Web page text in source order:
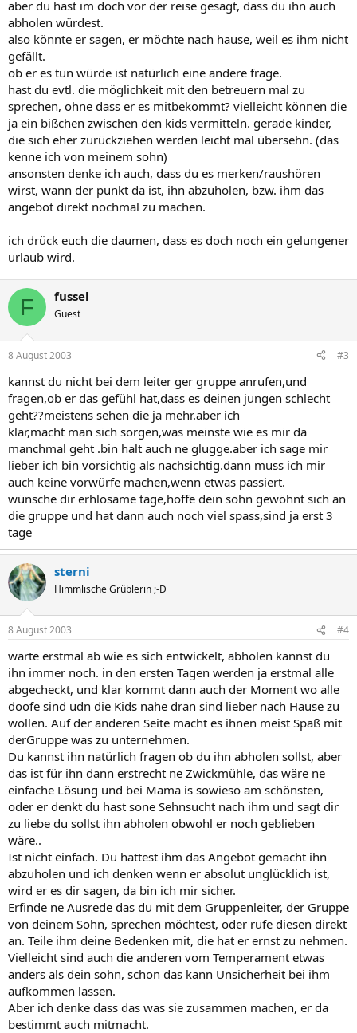
aber du hast im doch vor der reise gesagt, dass du ihn auch
abholen würdest.
also könnte er sagen, er möchte nach hause, weil es ihm nicht
gefällt.
ob er es tun würde ist natürlich eine andere frage.
hast du evtl. die möglichkeit mit den betreuern mal zu
sprechen, ohne dass er es mitbekommt? vielleicht können die
ja ein bißchen zwischen den kids vermitteln. gerade kinder,
die sich eher zurückziehen werden leicht mal übersehn. (das
kenne ich von meinem sohn)
ansonsten denke ich auch, dass du es merken/raushören
wirst, wann der punkt da ist, ihn abzuholen, bzw. ihm das
angebot direkt nochmal zu machen.
ich drück euch die daumen, dass es doch noch ein gelungener
urlaub wird.
F fussel
Guest
8 August 2003 #3
kannst du nicht bei dem leiter ger gruppe anrufen,und
fragen,ob er das gefühl hat,dass es deinen jungen schlecht
geht??meistens sehen die ja mehr.aber ich
klar,macht man sich sorgen,was meinste wie es mir da
manchmal geht .bin halt auch ne glugge.aber ich sage mir
lieber ich bin vorsichtig als nachsichtig.dann muss ich mir
auch keine vorwürfe machen,wenn etwas passiert.
wünsche dir erhlosame tage,hoffe dein sohn gewöhnt sich an
die gruppe und hat dann auch noch viel spass,sind ja erst 3
tage
sterni
Himmlische Grüblerin ;-D
8 August 2003 #4
warte erstmal ab wie es sich entwickelt, abholen kannst du
ihn immer noch. in den ersten Tagen werden ja erstmal alle
abgecheckt, und klar kommt dann auch der Moment wo alle
doofe sind udn die Kids nahe dran sind lieber nach Hause zu
wollen. Auf der anderen Seite macht es ihnen meist Spaß mit
derGruppe was zu unternehmen.
Du kannst ihn natürlich fragen ob du ihn abholen sollst, aber
das ist für ihn dann erstrecht ne Zwickmühle, das wäre ne
einfache Lösung und bei Mama is sowieso am schönsten,
oder er denkt du hast sone Sehnsucht nach ihm und sagt dir
zu liebe du sollst ihn abholen obwohl er noch geblieben
wäre..
Ist nicht einfach. Du hattest ihm das Angebot gemacht ihn
abzuholen und ich denken wenn er absolut unglücklich ist,
wird er es dir sagen, da bin ich mir sicher.
Erfinde ne Ausrede das du mit dem Gruppenleiter, der Gruppe
von deinem Sohn, sprechen möchtest, oder rufe diesen direkt
an. Teile ihm deine Bedenken mit, die hat er ernst zu nehmen.
Vielleicht sind auch die anderen vom Temperament etwas
anders als dein sohn, schon das kann Unsicherheit bei ihm
aufkommen lassen.
Aber ich denke dass das was sie zusammen machen, er da
bestimmt auch mitmacht.